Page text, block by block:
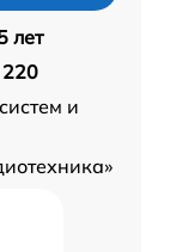
лет
220
и